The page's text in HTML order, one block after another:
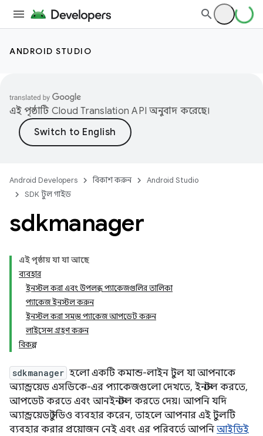
ANDROID STUDIO
এই পৃষ্ঠাটি Cloud Translation API অনুবাদ করেছে।
Android Developers বিকাশ করুন
Android Studio
SDK টুল গাইড
sdkmanager
এই পৃষ্ঠায় যা যা আছে
ব্যবহার
ইনস্টল করা এবং উপলব্ধ প্যাকেজগুলির তালিকা
প্যাকেজ ইনস্টল করুন
ইনস্টল করা সমস্ত প্যাকেজ আপডেট করুন
লাইসেন্স গ্রহণ করুন
বিকল্প
sdkmanager হলো একটি কমান্ড-লাইন টুল যা আপনাকে
অ্যান্ড্রয়েড এসডিকে-এর প্যাকেজগুলো দেখতে, ইনস্টল করতে,
আপডেট করতে এবং আনইনস্টল করতে দেয়। আপনি যদি
অ্যান্ড্রয়েড স্টুডিও ব্যবহার করেন, তাহলে আপনার এই টুলটি
ব্যবহার করার প্রয়োজন নেই এবং এর পরিবর্তে আপনি আইডিই